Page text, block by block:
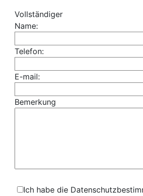
Vollständiger
Name:
Telefon:
E-mail:
Bemerkung
Ich habe die